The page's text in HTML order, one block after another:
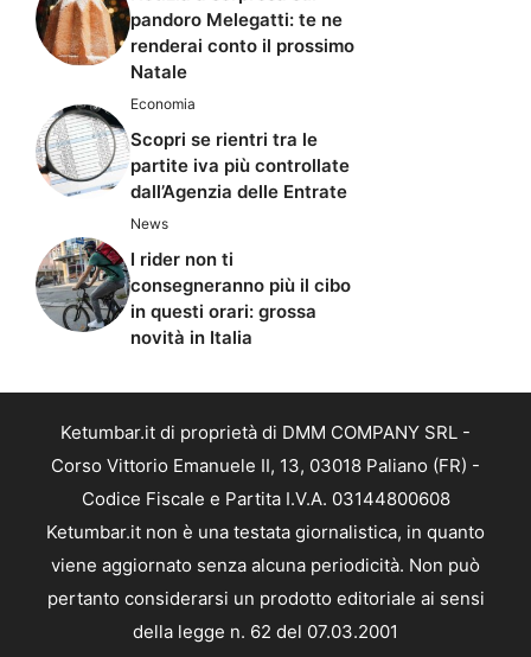
pandoro Melegatti: te ne
renderai conto il prossimo
Natale
Economia
Scopri se rientri tra le
partite iva più controllate
dall’Agenzia delle Entrate
News
I rider non ti
consegneranno più il cibo
in questi orari: grossa
novità in Italia
Ketumbar.it di proprietà di DMM COMPANY SRL -
Corso Vittorio Emanuele II, 13, 03018 Paliano (FR) -
Codice Fiscale e Partita I.V.A. 03144800608
Ketumbar.it non è una testata giornalistica, in quanto
viene aggiornato senza alcuna periodicità. Non può
pertanto considerarsi un prodotto editoriale ai sensi
della legge n. 62 del 07.03.2001